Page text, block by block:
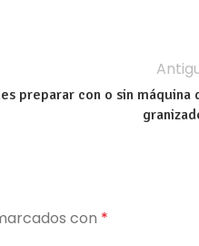
preparar con o sin máquina
con *